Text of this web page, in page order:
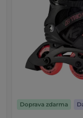
Doprava zdarma